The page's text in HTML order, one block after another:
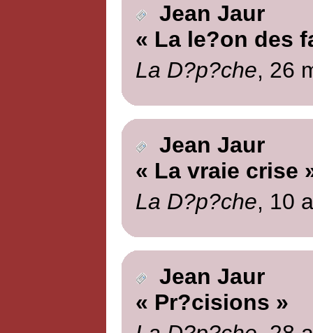
Jean Jaur
« La le?on des
La D?p?che, 26
Jean Jaur
« La vraie crise
La D?p?che, 10
Jean Jaur
« Pr?cisions »